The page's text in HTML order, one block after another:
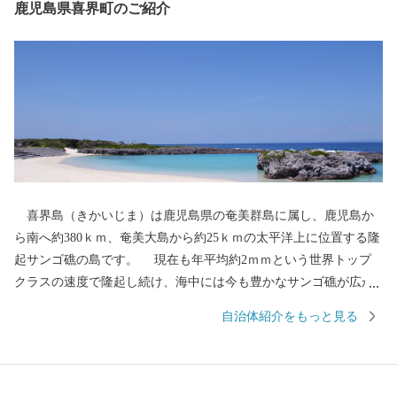
鹿児島県喜界町のご紹介
喜界島（きかいじま）は鹿児島県の奄美群島に属し、鹿児島か
ら南へ約380ｋｍ、奄美大島から約25ｋｍの太平洋上に位置する隆
起サンゴ礁の島です。 現在も年平均約2ｍｍという世界トップ
クラスの速度で隆起し続け、海中には今も豊かなサンゴ礁が広が
サンゴの化石を利用した石垣など、島民の生活はサンゴと共に育
自治体紹介をもっと見る